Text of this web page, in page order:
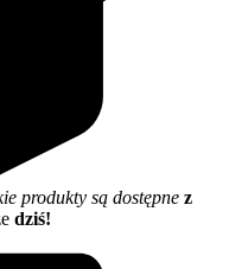
produkty są dostępne z
dziś!